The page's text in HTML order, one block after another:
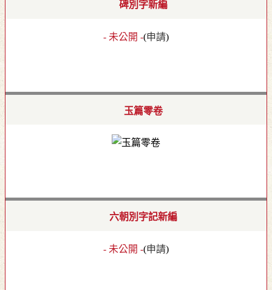
碑別字新編
- 未公開 -(申請)
玉篇零卷
六朝別字記新編
- 未公開 -(申請)